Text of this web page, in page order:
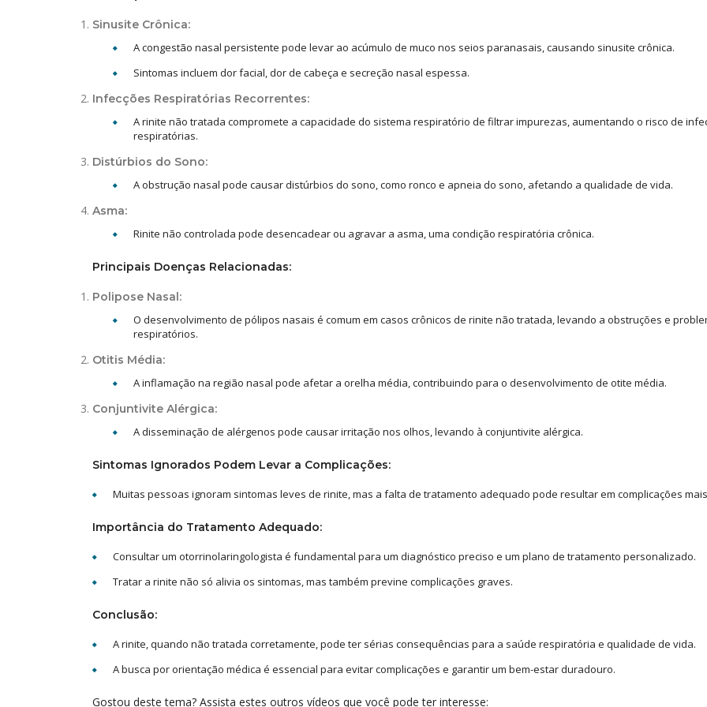
Sinusite Crônica:
A congestão nasal persistente pode levar ao acúmulo de muco nos seios paranasais, causando sinusite crônica.
Sintomas incluem dor facial, dor de cabeça e secreção nasal espessa.
Infecções Respiratórias Recorrentes:
A rinite não tratada compromete a capacidade do sistema respiratório de filtrar impurezas, aumentando o risco de
respiratórias.
Distúrbios do Sono:
A obstrução nasal pode causar distúrbios do sono, como ronco e apneia do sono, afetando a qualidade de vida.
Asma:
Rinite não controlada pode desencadear ou agravar a asma, uma condição respiratória crônica.
Principais Doenças Relacionadas:
Polipose Nasal:
O desenvolvimento de pólipos nasais é comum em casos crônicos de rinite não tratada, levando a obstruções e
respiratórios.
Otitis Média:
A inflamação na região nasal pode afetar a orelha média, contribuindo para o desenvolvimento de otite média.
Conjuntivite Alérgica:
A disseminação de alérgenos pode causar irritação nos olhos, levando à conjuntivite alérgica.
Sintomas Ignorados Podem Levar a Complicações:
Muitas pessoas ignoram sintomas leves de rinite, mas a falta de tratamento adequado pode resultar em complicações
Importância do Tratamento Adequado:
Consultar um otorrinolaringologista é fundamental para um diagnóstico preciso e um plano de tratamento personalizado.
Tratar a rinite não só alivia os sintomas, mas também previne complicações graves.
Conclusão:
A rinite, quando não tratada corretamente, pode ter sérias consequências para a saúde respiratória e qualidade de vida.
A busca por orientação médica é essencial para evitar complicações e garantir um bem-estar duradouro.
Gostou deste tema? Assista estes outros vídeos que você pode ter interesse: